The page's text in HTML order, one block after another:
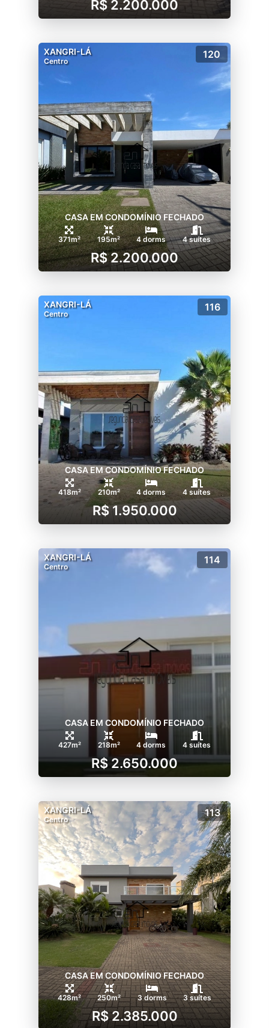
R$ 2.200.000
XANGRI-LÁ
Centro
120
CASA EM CONDOMÍNIO FECHADO
371m² 195m² 4 dorms 4 suítes
R$ 2.200.000
XANGRI-LÁ
Centro
116
CASA EM CONDOMÍNIO FECHADO
418m² 210m² 4 dorms 4 suítes
R$ 1.950.000
XANGRI-LÁ
Centro
114
CASA EM CONDOMÍNIO FECHADO
427m² 218m² 4 dorms 4 suítes
R$ 2.650.000
XANGRI-LÁ
Centro
113
CASA EM CONDOMÍNIO FECHADO
428m² 250m² 3 dorms 3 suítes
R$ 2.385.000